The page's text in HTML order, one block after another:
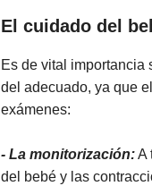
El cuidado del
Es de vital importancia
del adecuado, ya que
exámenes:
- La monitorización:A
del bebé y las